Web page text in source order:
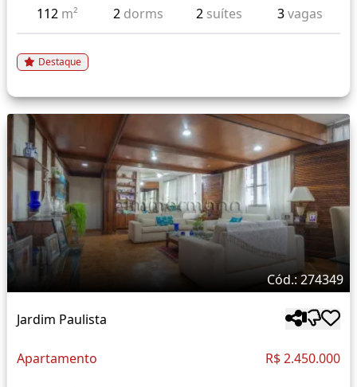
112 m² 2 dorms 2 suítes 3vagas
Destaque
Cód.: 274349
Jardim Paulista
Apartamento R$ 2.450.000